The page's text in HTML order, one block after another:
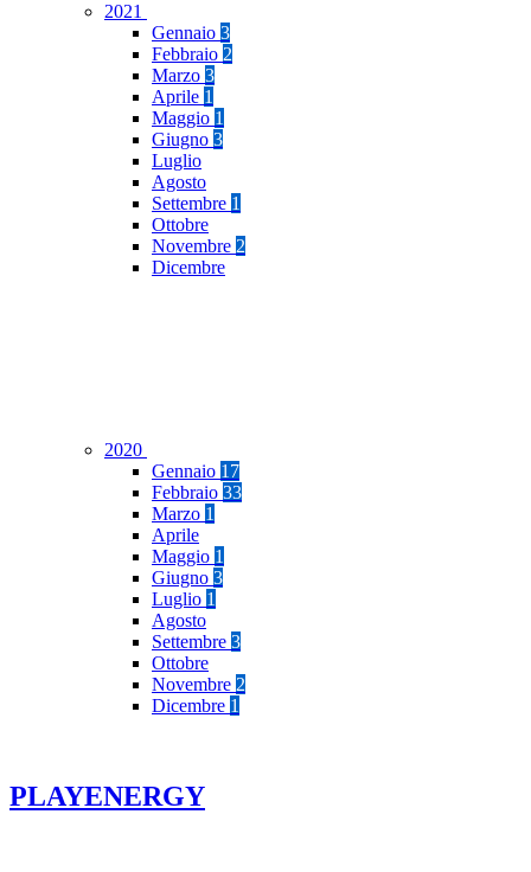
2021
Gennaio 3
Febbraio 2
Marzo 3
Aprile 1
Maggio 1
Giugno 3
Luglio
Agosto
Settembre 1
Ottobre
Novembre 2
Dicembre
2020
Gennaio 17
Febbraio 33
Marzo 1
Aprile
Maggio 1
Giugno 3
Luglio 1
Agosto
Settembre 3
Ottobre
Novembre 2
Dicembre 1
PLAYENERGY